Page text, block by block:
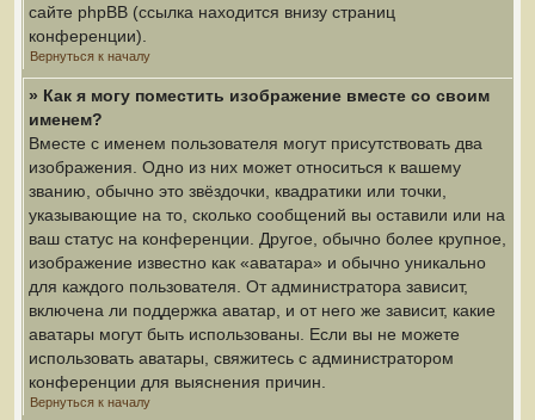
сайте phpBB (ссылка находится внизу страниц
конференции).
Вернуться к началу
» Как я могу поместить изображение вместе со своим
именем?
Вместе с именем пользователя могут присутствовать два
изображения. Одно из них может относиться к вашему
званию, обычно это звёздочки, квадратики или точки,
указывающие на то, сколько сообщений вы оставили или на
ваш статус на конференции. Другое, обычно более крупное,
изображение известно как «аватара» и обычно уникально
для каждого пользователя. От администратора зависит,
включена ли поддержка аватар, и от него же зависит, какие
аватары могут быть использованы. Если вы не можете
использовать аватары, свяжитесь с администратором
конференции для выяснения причин.
Вернуться к началу